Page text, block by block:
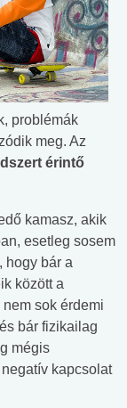
problémák
meg. Az
érintő
kamasz, akik
esetleg sosem
hogy bár a
között a
sok érdemi
bár fizikailag
mégis
kapcsolat